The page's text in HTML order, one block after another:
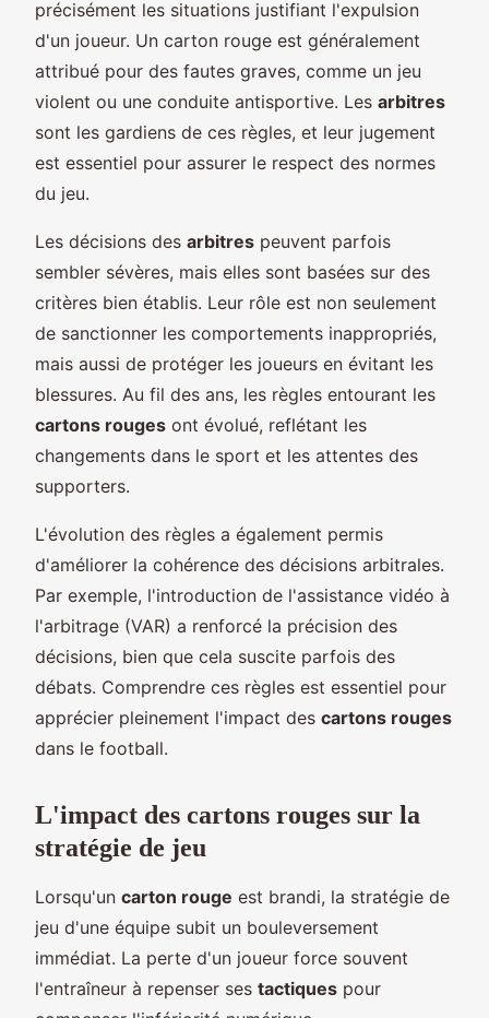
précisément les situations justifiant l'expulsion
d'un joueur. Un carton rouge est généralement
attribué pour des fautes graves, comme un jeu
violent ou une conduite antisportive. Les arbitres
sont les gardiens de ces règles, et leur jugement
est essentiel pour assurer le respect des normes
du jeu.
Les décisions des arbitres peuvent parfois
sembler sévères, mais elles sont basées sur des
critères bien établis. Leur rôle est non seulement
de sanctionner les comportements inappropriés,
mais aussi de protéger les joueurs en évitant les
blessures. Au fil des ans, les règles entourant les
cartons rouges ont évolué, reflétant les
changements dans le sport et les attentes des
supporters.
L'évolution des règles a également permis
d'améliorer la cohérence des décisions arbitrales.
Par exemple, l'introduction de l'assistance vidéo à
l'arbitrage (VAR) a renforcé la précision des
décisions, bien que cela suscite parfois des
débats. Comprendre ces règles est essentiel pour
apprécier pleinement l'impact des cartons rouges
dans le football.
L'impact des cartons rouges sur la
stratégie de jeu
Lorsqu'un carton rouge est brandi, la stratégie de
jeu d'une équipe subit un bouleversement
immédiat. La perte d'un joueur force souvent
l'entraîneur à repenser ses tactiques pour